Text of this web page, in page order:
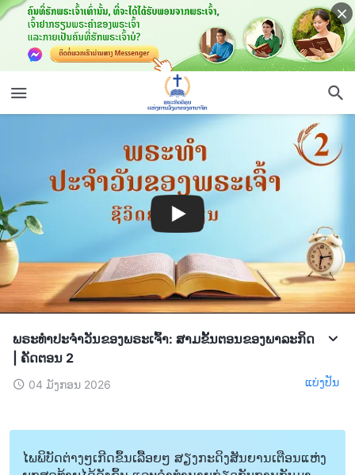
ພຣະທຳປະຈຳວັນຂອງພຣະເຈົ້າ: ສາມຂັ້ນຕອນຂອງພາລະກິດ
| ຄັດຕອນ 2
04 ມັງກອນ 2026 ແບ່ງປັນ
ໄພພິບັດຕ່າງໆເກີດຂຶ້ນເລື້ອຍໆ ສຽງກະດິງສັນຍານເຕືອນແຫ່ງ